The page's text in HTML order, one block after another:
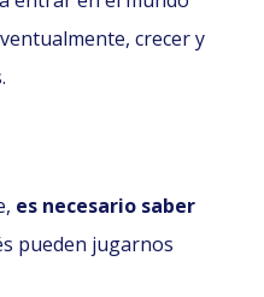
crecer y
es necesario saber
pueden jugarnos